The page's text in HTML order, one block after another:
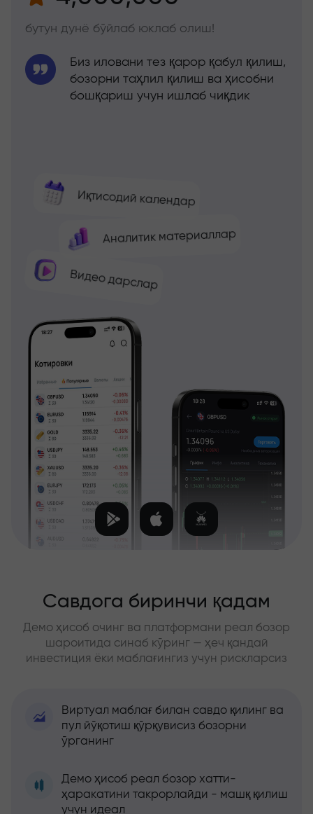
бутун дунё бўйлаб юклаб олиш!
Иқтисодий календар
Аналитик материаллар
Видео дарслар
Биз иловани тез қарор қабул қилиш,
бозорни таҳлил қилиш ва ҳисобни
бошқариш учун ишлаб чиқдик
Савдога биринчи қадам
Демо ҳисоб очинг ва платформани реал бозор
шароитида синаб кўринг — ҳеч қандай
инвестиция ёки маблағингиз учун рискларсиз
Виртуал маблағ билан савдо қилинг ва
пул йўқотиш қўрқувисиз бозорни
ўрганинг
Демо ҳисоб реал бозор хатти-
ҳаракатини такрорлайди - машқ қилиш
учун идеал